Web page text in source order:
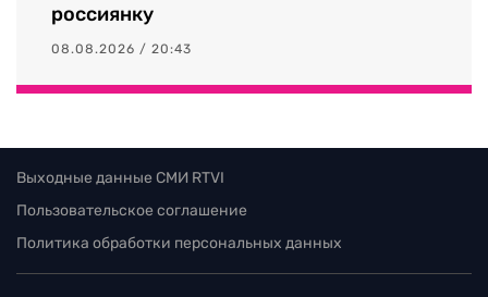
россиянку
08.08.2026 / 20:43
Выходные данные СМИ RTVI
Пользовательское соглашение
Политика обработки персональных данных